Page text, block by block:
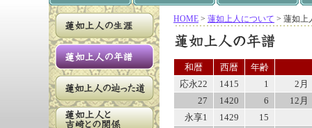
HOME > 蓮如上人について > 蓮如上
和暦 西暦
年齢
応永22
1415 1
2月
27
1420 6
12月
永享1
1429
15